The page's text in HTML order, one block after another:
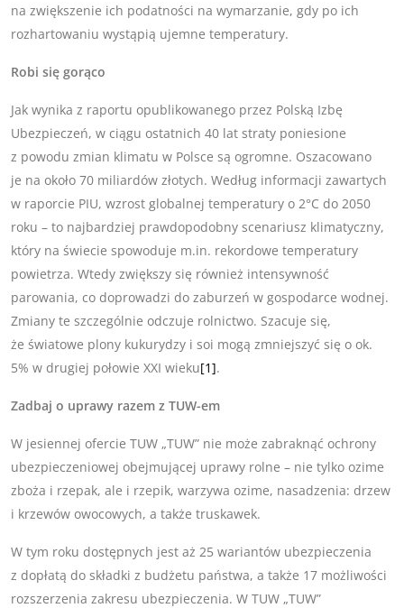
na zwiększenie ich podatności na wymarzanie, gdy po ich
rozhartowaniu wystąpią ujemne temperatury.
Robi się gorąco
Jak wynika z raportu opublikowanego przez Polską Izbę
Ubezpieczeń, w ciągu ostatnich 40 lat straty poniesione
z powodu zmian klimatu w Polsce są ogromne. Oszacowano
je na około 70 miliardów złotych. Według informacji zawartych
w raporcie PIU, wzrost globalnej temperatury o 2°C do 2050
roku – to najbardziej prawdopodobny scenariusz klimatyczny,
który na świecie spowoduje m.in. rekordowe temperatury
powietrza. Wtedy zwiększy się również intensywność
parowania, co doprowadzi do zaburzeń w gospodarce wodnej.
Zmiany te szczególnie odczuje rolnictwo. Szacuje się,
że światowe plony kukurydzy i soi mogą zmniejszyć się o ok.
5% w drugiej połowie XXI wieku[1].
Zadbaj o uprawy razem z TUW-em
W jesiennej ofercie TUW „TUW” nie może zabraknąć ochrony
ubezpieczeniowej obejmującej uprawy rolne – nie tylko ozime
zboża i rzepak, ale i rzepik, warzywa ozime, nasadzenia: drzew
i krzewów owocowych, a także truskawek.
W tym roku dostępnych jest aż 25 wariantów ubezpieczenia
z dopłatą do składki z budżetu państwa, a także 17 możliwości
rozszerzenia zakresu ubezpieczenia. W TUW „TUW”